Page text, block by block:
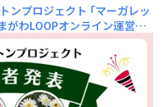
ンプロジェクト ｢マーガレッ
がわLOOPオンライン運営事
ロジェクト ｢マーガレット｣
応募いただきました！コメン
ま、そして “いいね” やコメ
りあげてくださった皆さま、
😆本キャ